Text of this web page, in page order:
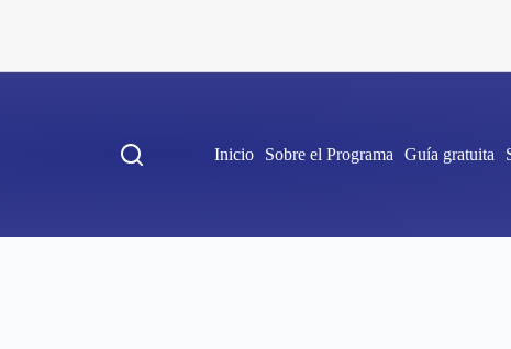
Inicio Sobre el Programa Guía gratuita